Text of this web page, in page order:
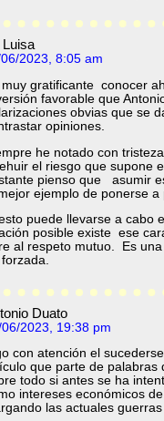
Luisa
06/2023, 8:05 am
muy gratificante conocer
favorable que
obvias que se
opiniones.
he notado con
el riesgo que supone
pienso que asumir
ejemplo de ponerse
puede llevarse a cabo
posible existe ese
al respeto mutuo. Es
forzada.
Duato
06/2023, 19:38 pm
con atención el
que parte de palabras
todo si antes se ha
intereses económicos
las actuales